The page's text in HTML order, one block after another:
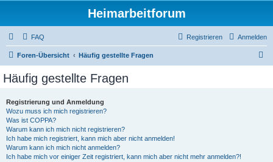
Heimarbeitforum
FAQ Anmelden
Registrieren
Foren-Übersicht Häufig gestellte Fragen
Häufig gestellte Fragen
Registrierung und Anmeldung
Wozu muss ich mich registrieren?
Was ist COPPA?
Warum kann ich mich nicht registrieren?
Ich habe mich registriert, kann mich aber nicht anmelden!
Warum kann ich mich nicht anmelden?
Ich habe mich vor einiger Zeit registriert, kann mich aber nicht mehr anmelden?!